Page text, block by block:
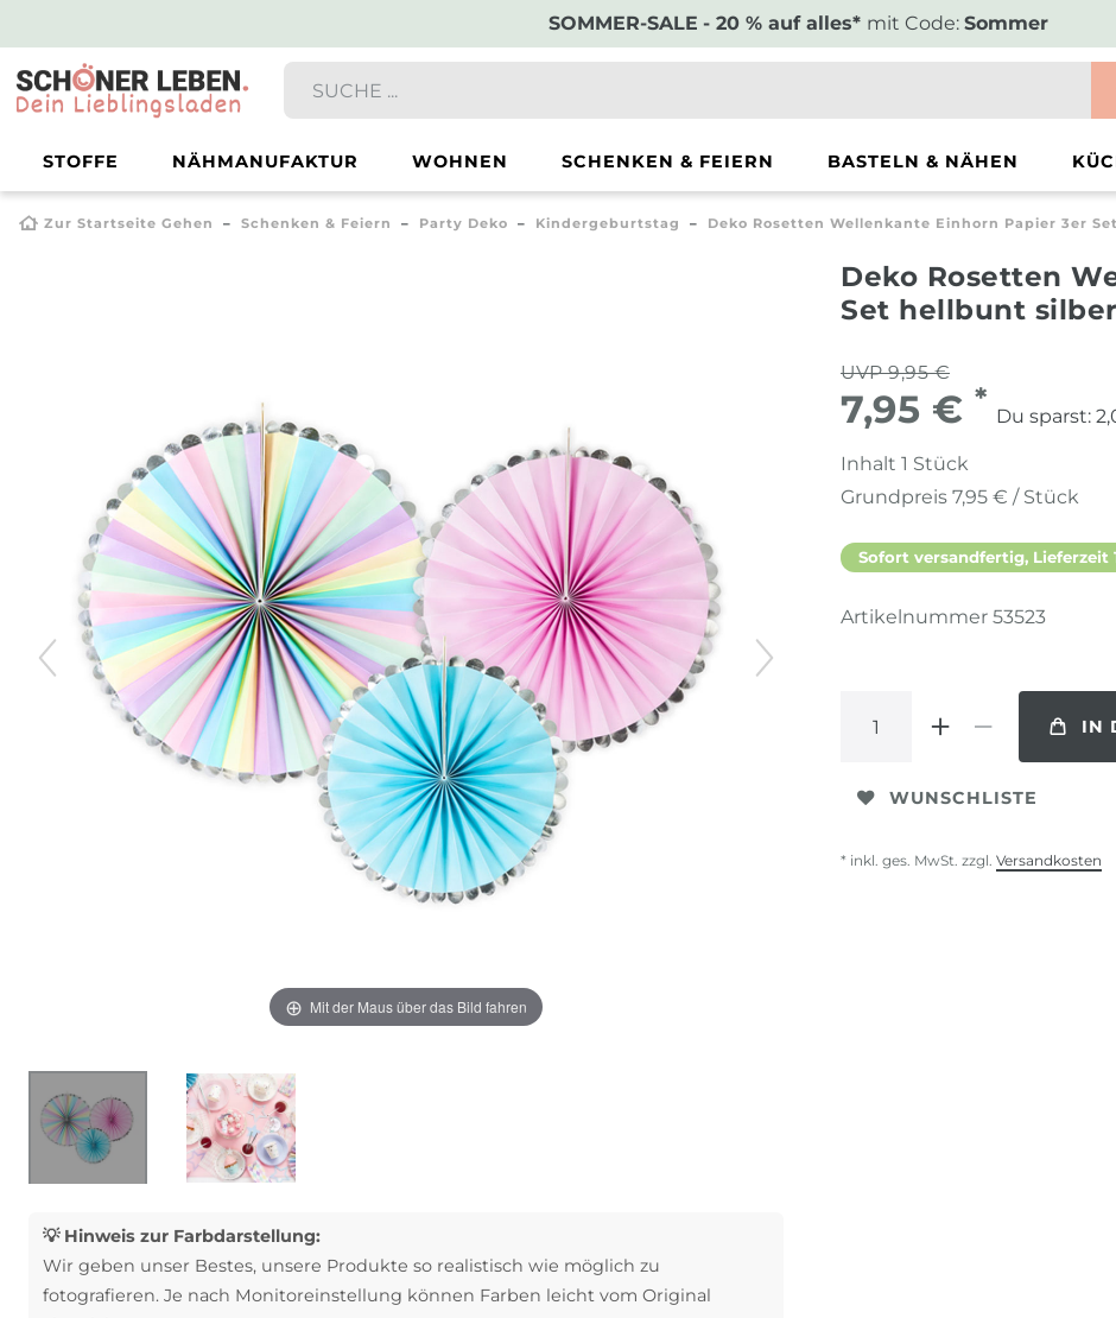
SOMMER-SALE - 20 % auf alles* mit Code: Sommer
STOFFE NÄHMANUFAKTUR WOHNEN SCHENKEN & FEIERN BASTELN & NÄHEN
Zur Startseite Gehen Schenken & Feiern Party Deko Kindergeburtstag Deko Rosetten Wellenkante Einhorn Papier 3er
Mit der Maus über das Bild fahren
💡 Hinweis zur Farbdarstellung:
Wir geben unser Bestes, unsere Produkte so realistisch wie möglich zu
fotografieren. Je nach Monitoreinstellung können Farben leicht vom Original
Deko Rosetten
Set hellbunt
UVP 9,95 €
7,95 € *
Du sparst:
Inhalt 1 Stück
Grundpreis 7,95 € / Stück
Sofort versandfertig, Lieferzeit
Artikelnummer 53523
IN
WUNSCHLISTE
* inkl. ges. MwSt. zzgl. Versandkosten